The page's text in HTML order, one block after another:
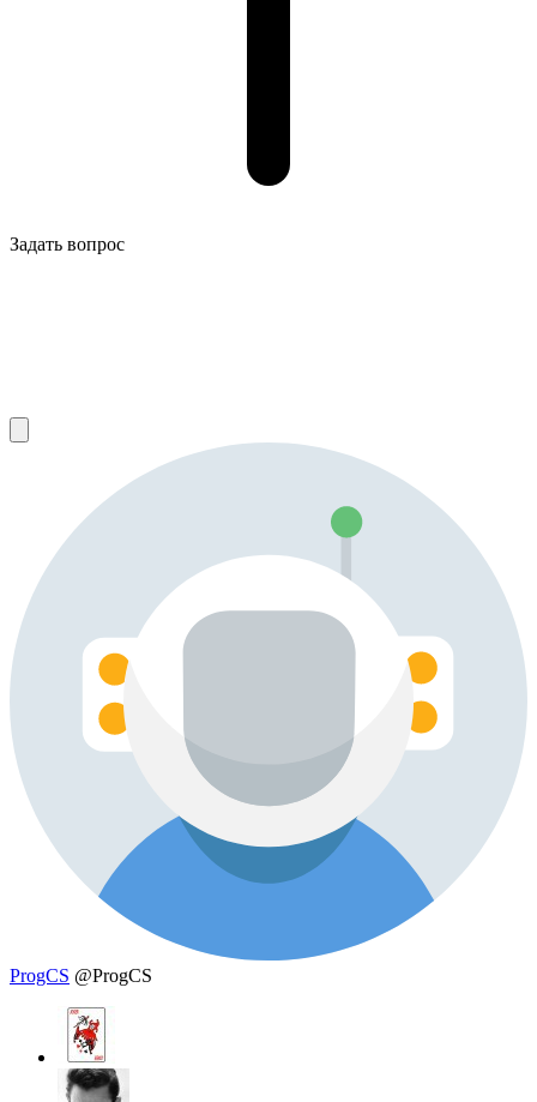
Задать вопрос
ProgCS @ProgCS